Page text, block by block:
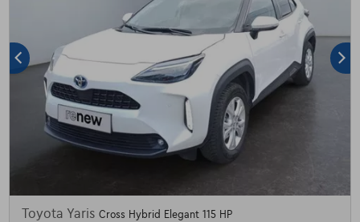
Toyota Yaris Cross Hybrid Elegant 115 HP